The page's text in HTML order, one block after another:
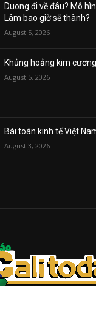
Duong đi về đâu? Mô
Lâm bao giờ sẽ thành?
August 5, 2026
Khủng hoảng kim
August 5, 2026
Bài toán kinh tế Việt
August 3, 2026